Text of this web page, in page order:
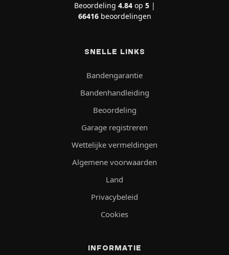
Beoordeling 4.84op 5|
66416beoordelingen
SNELLE LINKS
Bandengarantie
Bandenhandleiding
Beoordeling
Garage registreren
Wettelijke vermeldingen
Algemene voorwaarden
Land
Privacybeleid
Cookies
INFORMATIE